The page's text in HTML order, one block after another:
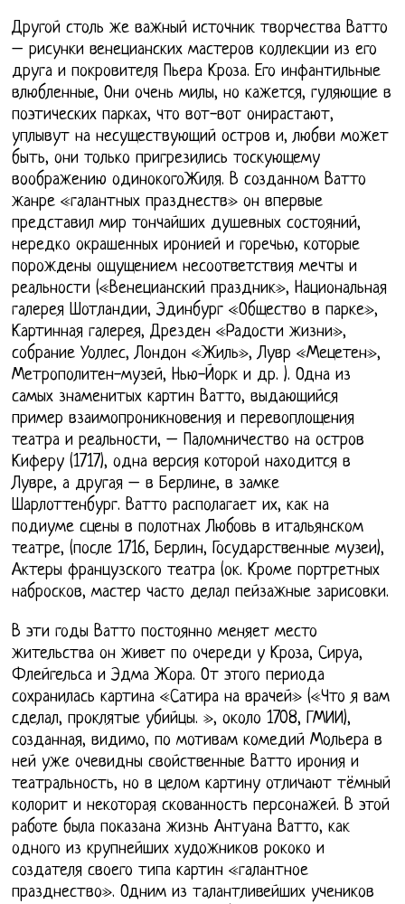
Другой столь же важный источник творчества Ватто
– рисунки венецианских мастеров коллекции из его
друга и покровителя Пьера Кроза. Его инфантильные
влюбленные, Они очень милы, но кажется, гуляющие в
поэтических парках, что вот-вот онирастают,
уплывут на несуществующий остров и, любви может
быть, они только пригрезились тоскующему
воображению одинокогоЖиля. В созданном Ватто
жанре «галантных празднеств» он впервые
представил мир тончайших душевных состояний,
нередко окрашенных иронией и горечью, которые
порождены ощущением несоответствия мечты и
реальности («Венецианский праздник», Национальная
галерея Шотландии, Эдинбург «Общество в парке»,
Картинная галерея, Дрезден «Радости жизни»,
собрание Уоллес, Лондон «Жиль», Лувр «Мецетен»,
Метрополитен-музей, Нью-Йорк и др. ). Одна из
самых знаменитых картин Ватто, выдающийся
пример взаимопроникновения и перевоплощения
театра и реальности, – Паломничество на остров
Киферу (1717), одна версия которой находится в
Лувре, а другая – в Берлине, в замке
Шарлоттенбург. Ватто располагает их, как на
подиуме сцены в полотнах Любовь в итальянском
театре, (после 1716, Берлин, Государственные музеи),
Актеры французского театра (ок. Кроме портретных
набросков, мастер часто делал пейзажные зарисовки.
В эти годы Ватто постоянно меняет место
жительства он живет по очереди у Кроза, Сируа,
Флейгельса и Эдма Жора. От этого периода
сохранилась картина «Сатира на врачей» («Что я вам
сделал, проклятые убийцы. », около 1708, ГМИИ),
созданная, видимо, по мотивам комедий Мольера в
ней уже очевидны свойственные Ватто ирония и
театральность, но в целом картину отличают тёмный
колорит и некоторая скованность персонажей. В этой
работе была показана жизнь Антуана Ватто, как
одного из крупнейших художников рококо и
создателя своего типа картин «галантное
празднество». Одним из талантливейших учеников